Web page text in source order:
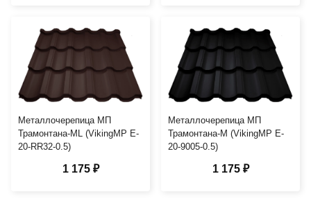
Металлочерепица МП
Трамонтана-ML (VikingMP E-
20-RR32-0.5)
1 175 ₽
Металлочерепица МП
Трамонтана-M (VikingMP E-
20-9005-0.5)
1 175 ₽